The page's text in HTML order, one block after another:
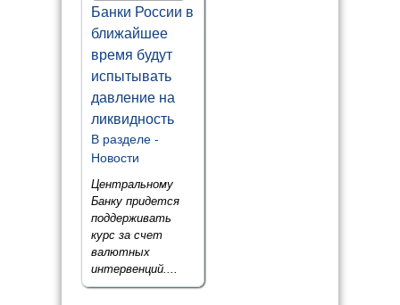
Банки России в
ближайшее
время будут
испытывать
давление на
ликвидность
В разделе -
Новости
Центральному
Банку придется
поддерживать
курс за счет
валютных
интервенций....